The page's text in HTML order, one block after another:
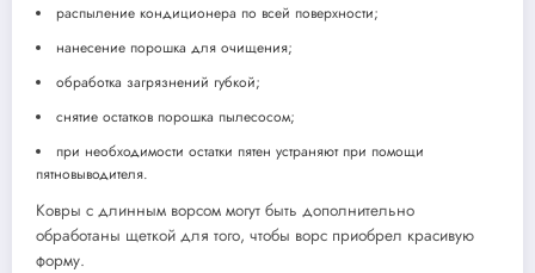
распыление кондиционера по всей поверхности;
нанесение порошка для очищения;
обработка загрязнений губкой;
снятие остатков порошка пылесосом;
при необходимости остатки пятен устраняют при помощи
пятновыводителя.
Ковры с длинным ворсом могут быть дополнительно
обработаны щеткой для того, чтобы ворс приобрел красивую
форму.